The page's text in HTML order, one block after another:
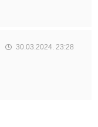
30.03.2024. 23:28